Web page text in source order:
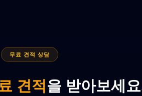
무료 견적 상담
견적을 받아보세